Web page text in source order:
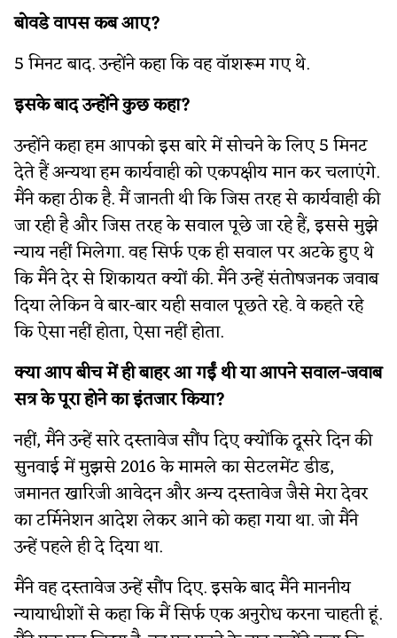
बोवडे वापस कब आए?
5 मिनट बाद. उन्होंने कहा कि वह वॉशरूम गए थे.
इसके बाद उन्होंने कुछ कहा?
उन्होंने कहा हम आपको इस बारे में सोचने के लिए 5 मिनट
देते हैं अन्यथा हम कार्यवाही को एकपक्षीय मान कर चलाएंगे.
मैंने कहा ठीक है. मैं जानती थी कि जिस तरह से कार्यवाही की
जा रही है और जिस तरह के सवाल पूछे जा रहे हैं, इससे मुझे
न्याय नहीं मिलेगा. वह सिर्फ एक ही सवाल पर अटके हुए थे
कि मैंने देर से शिकायत क्यों की. मैंने उन्हें संतोषजनक जवाब
दिया लेकिन वे बार-बार यही सवाल पूछते रहे. वे कहते रहे
कि ऐसा नहीं होता, ऐसा नहीं होता.
क्या आप बीच में ही बाहर आ गईं थी या आपने सवाल-जवाब
सत्र के पूरा होने का इंतजार किया?
नहीं, मैंने उन्हें सारे दस्तावेज सौंप दिए क्योंकि दूसरे दिन की
सुनवाई में मुझसे 2016 के मामले का सेटलमेंट डीड,
जमानत खारिजी आवेदन और अन्य दस्तावेज जैसे मेरा देवर
का टर्मिनेशन आदेश लेकर आने को कहा गया था. जो मैंने
उन्हें पहले ही दे दिया था.
मैंने वह दस्तावेज उन्हें सौंप दिए. इसके बाद मैंने माननीय
न्यायाधीशों से कहा कि मैं सिर्फ एक अनुरोध करना चाहती हूं.